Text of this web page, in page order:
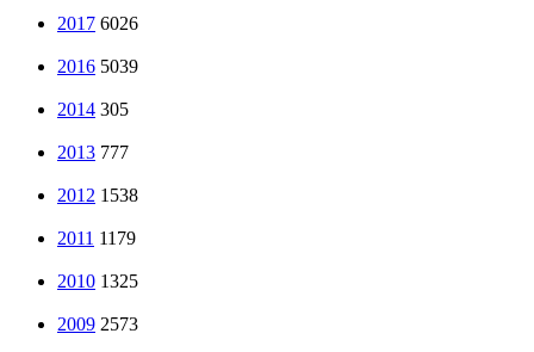
2017 6026
2016 5039
2014 305
2013 777
2012 1538
2011 1179
2010 1325
2009 2573